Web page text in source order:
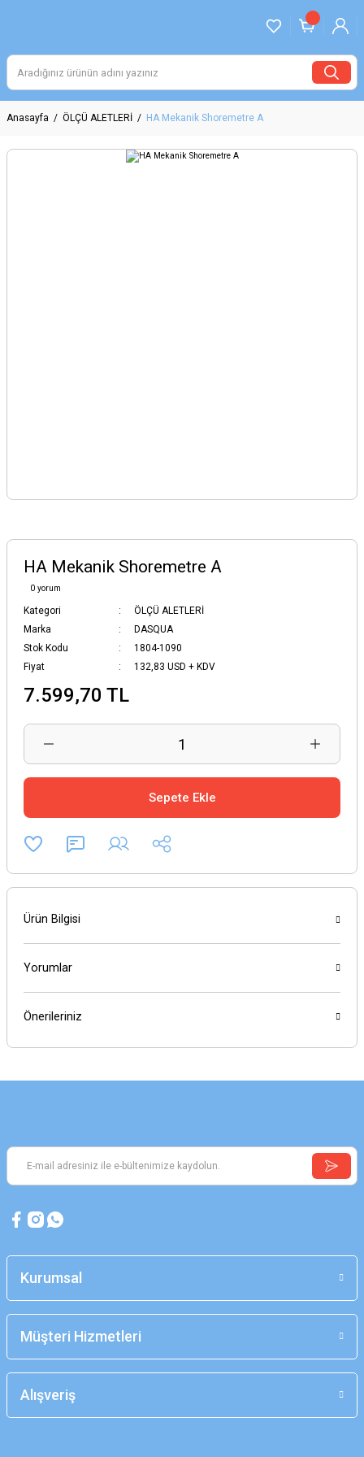
Anasayfa ÖLÇÜ ALETLERİ HA Mekanik Shoremetre A
HA Mekanik Shoremetre A
0 yorum
Kategori
ÖLÇÜ ALETLERİ
Marka
DASQUA
Stok Kodu
1804-1090
Fiyat
132,83 USD + KDV
7.599,70 TL
Sepete Ekle
Ürün Bilgisi
Yorumlar
Önerileriniz
Kurumsal
Müşteri Hizmetleri
Alışveriş